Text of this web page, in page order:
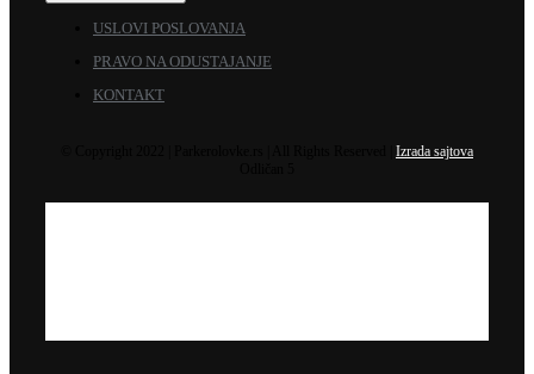
USLOVI POSLOVANJA
PRAVO NA ODUSTAJANJE
KONTAKT
Izrada sajtova